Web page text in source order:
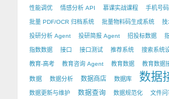
性能调优 情感分析 API 慕课实战课程 手机号码
批量 PDF/OCR 归档系统 批量物料码生成系统 技
投研分析 Agent 投研简报 Agent 招投标数据
指数数据 接口 接口测试 推荐系统 搜索系统
教育-高考 教育咨询 Agent 教育数据 教育数据
数据 数据分析 数据商店 数据库 数据
数据更新与维护 数据查询 数据规范化 文件问